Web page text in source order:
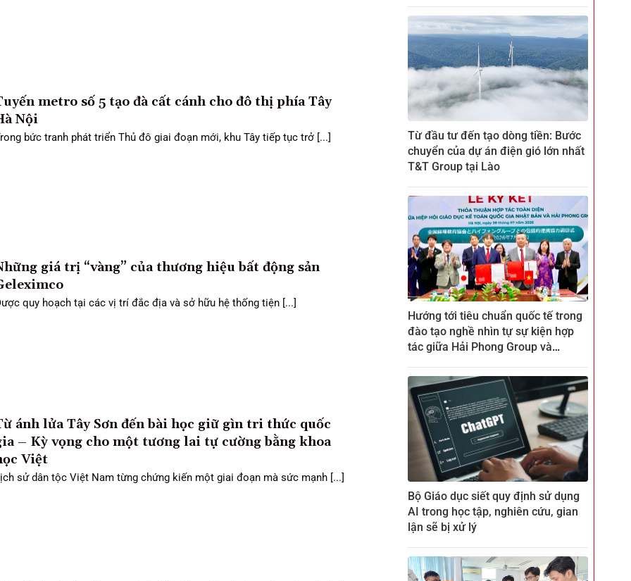
metro số 5 tạo đà cất cánh cho đô thị phía Tây
Nội
bức tranh phát triển Thủ đô giai đoạn mới, khu Tây tiếp tục trở [...]
giá trị “vàng” của thương hiệu bất động sản
quy hoạch tại các vị trí đắc địa và sở hữu hệ thống tiện [...]
ánh lửa Tây Sơn đến bài học giữ gìn tri thức quốc
– Kỳ vọng cho một tương lai tự cường bằng khoa
Việt
sử dân tộc Việt Nam từng chứng kiến một giai đoạn mà sức mạnh [...]
Từ đầu tư đến tạo dòng tiền: Bước
chuyển của dự án điện gió lớn nhất
T&T Group tại Lào
Hướng tới tiêu chuẩn quốc tế trong
đào tạo nghề nhìn tự sự kiện hợp
tác giữa Hải Phong Group và
Bộ Giáo dục siết quy định sử dụng
AI trong học tập, nghiên cứu, gian
lận sẽ bị xử lý